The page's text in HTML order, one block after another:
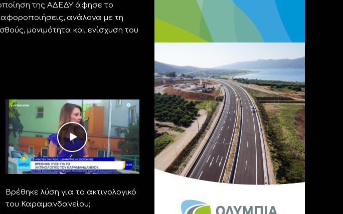
της ΑΔΕΔΥ άφησε το
ανάλογα με τη
μονιμότητα και ενίσχυση του
Βρέθηκε λύση για το ακτινολογικό
του Καραμανδανείου;